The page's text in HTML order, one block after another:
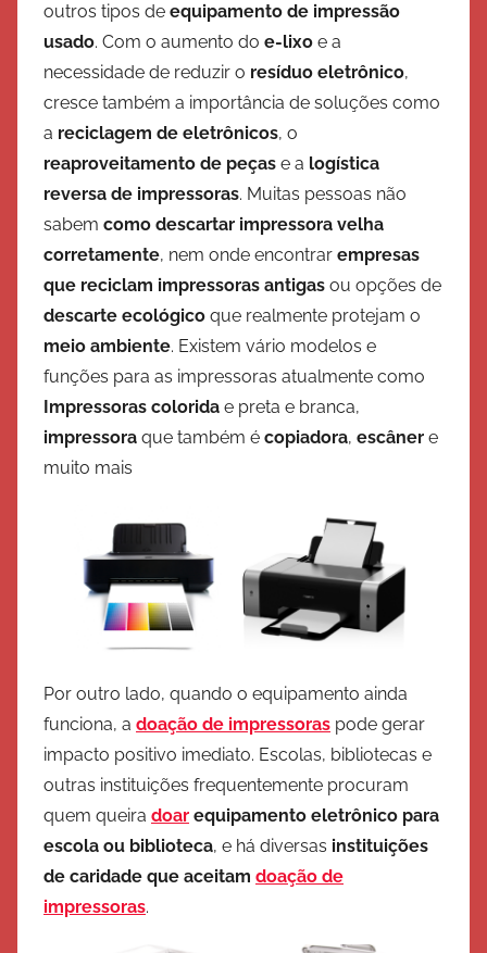
r
i
t
l
v
a
ç
ã
o
outros tipos de equipamento de impressão
usado. Com o aumento do e-lixo e a
necessidade de reduzir o resíduo eletrônico,
cresce também a importância de soluções como
a reciclagem de eletrônicos, o
reaproveitamento de peças e a logística
reversa de impressoras. Muitas pessoas não
sabem como descartar impressora velha
corretamente, nem onde encontrar empresas
que reciclam impressoras antigas ou opções de
descarte ecológico que realmente protejam o
meio ambiente. Existem vário modelos e
funções para as impressoras atualmente como
Impressoras colorida e preta e branca,
impressora que também é copiadora, escâner e
muito mais
Por outro lado, quando o equipamento ainda
funciona, a doação de impressoras pode gerar
impacto positivo imediato. Escolas, bibliotecas e
outras instituições frequentemente procuram
quem queira doar equipamento eletrônico para
escola ou biblioteca, e há diversas instituições
de caridade que aceitam doação de
impressoras.